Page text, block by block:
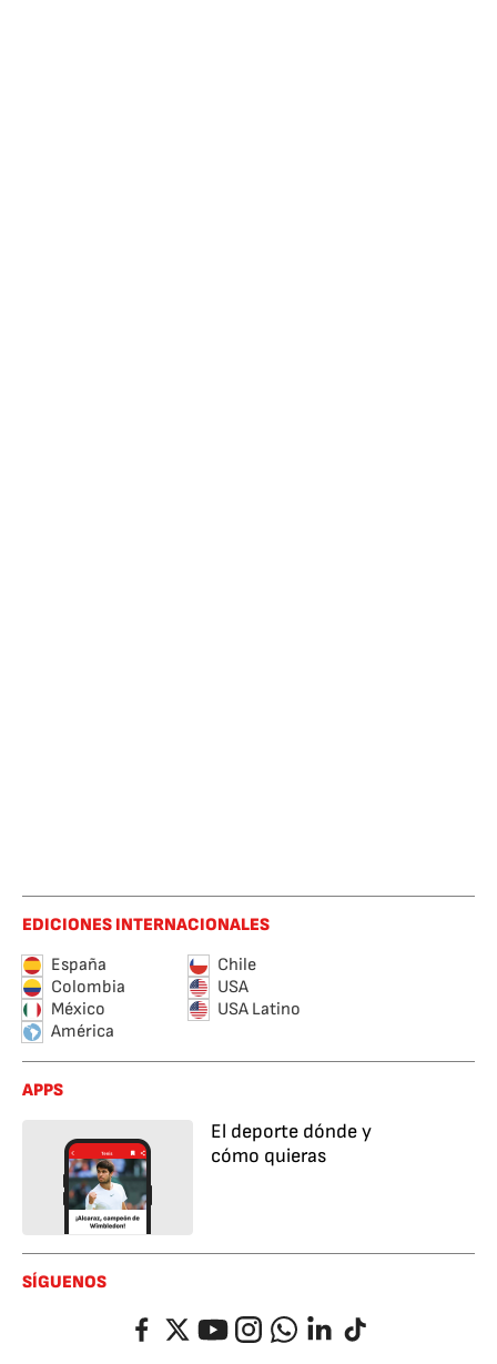
EDICIONES INTERNACIONALES
España
Chile
Colombia
USA
México
USA Latino
América
APPS
El deporte dónde y
cómo quieras
SÍGUENOS
FacebookTwitterYouTubeInstagramWhatsappLinkedIn
TikTok